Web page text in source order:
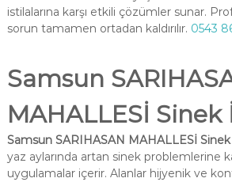
istilalarına karşı etkili çözümler sunar.
sorun tamamen ortadan kaldırılır. 0543
Samsun
MAHALLESİ
Samsun SARIHASAN MAHALLESİ
yaz aylarında artan sinek problemlerine
uygulamalar içerir. Alanlar hijyenik ve